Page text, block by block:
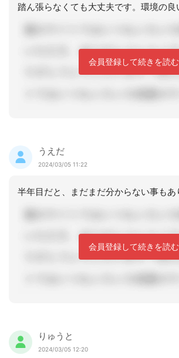
会員登録して続きを読む
うえだ
2024/03/05 11:22
会員登録して続きを読む
りゅうと
2024/03/05 12:20